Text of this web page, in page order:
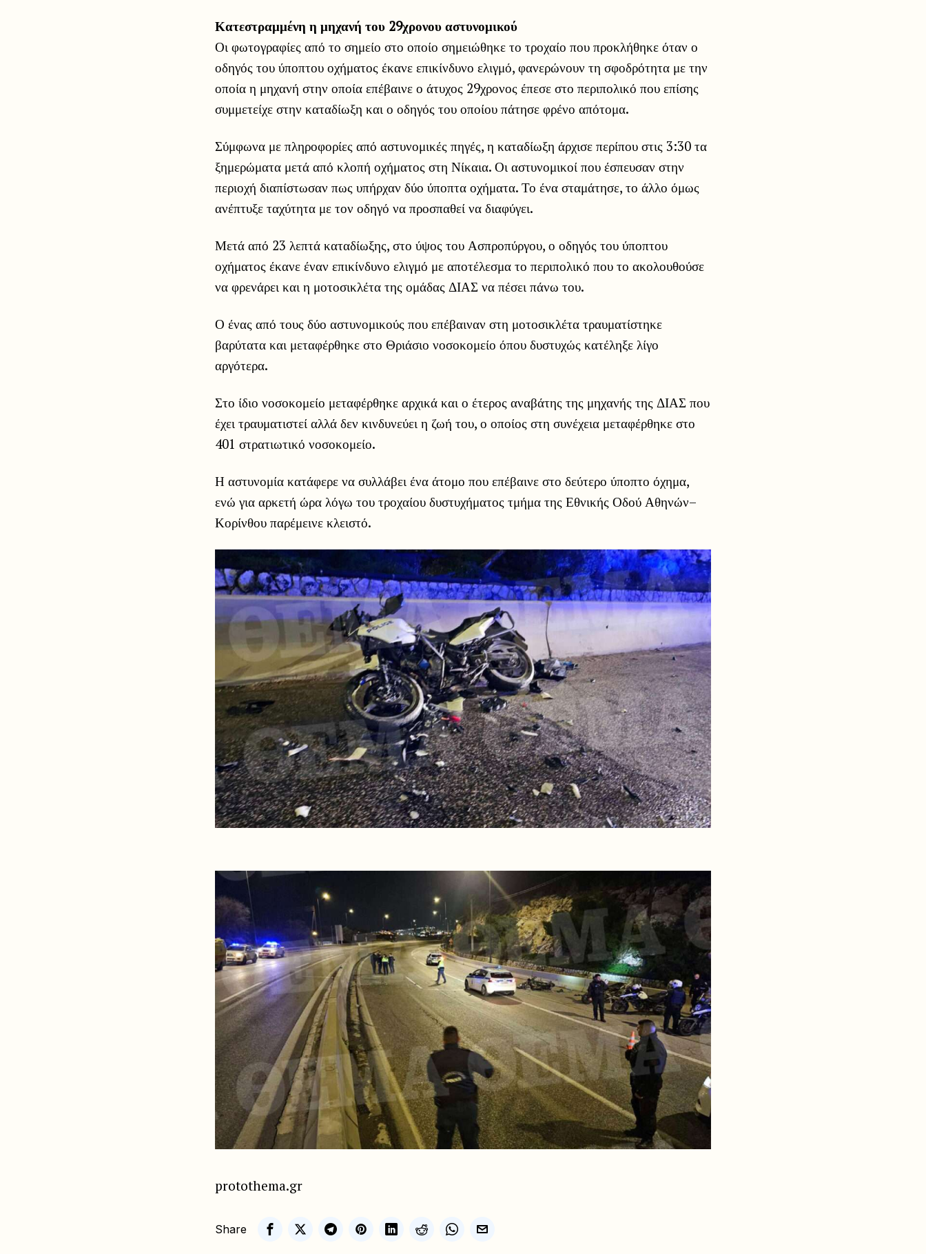
Κατεστραμμένη η μηχανή του 29χρονου αστυνομικού
Οι φωτογραφίες από το σημείο στο οποίο σημειώθηκε το τροχαίο που προκλήθηκε όταν ο
οδηγός του ύποπτου οχήματος έκανε επικίνδυνο ελιγμό, φανερώνουν τη σφοδρότητα με την
οποία η μηχανή στην οποία επέβαινε ο άτυχος 29χρονος έπεσε στο περιπολικό που επίσης
συμμετείχε στην καταδίωξη και ο οδηγός του οποίου πάτησε φρένο απότομα.
Σύμφωνα με πληροφορίες από αστυνομικές πηγές, η καταδίωξη άρχισε περίπου στις 3:30 τα
ξημερώματα μετά από κλοπή οχήματος στη Νίκαια. Οι αστυνομικοί που έσπευσαν στην
περιοχή διαπίστωσαν πως υπήρχαν δύο ύποπτα οχήματα. Το ένα σταμάτησε, το άλλο όμως
ανέπτυξε ταχύτητα με τον οδηγό να προσπαθεί να διαφύγει.
Μετά από 23 λεπτά καταδίωξης, στο ύψος του Ασπροπύργου, ο οδηγός του ύποπτου
οχήματος έκανε έναν επικίνδυνο ελιγμό με αποτέλεσμα το περιπολικό που το ακολουθούσε
να φρενάρει και η μοτοσικλέτα της ομάδας ΔΙΑΣ να πέσει πάνω του.
Ο ένας από τους δύο αστυνομικούς που επέβαιναν στη μοτοσικλέτα τραυματίστηκε
βαρύτατα και μεταφέρθηκε στο Θριάσιο νοσοκομείο όπου δυστυχώς κατέληξε λίγο
αργότερα.
Στο ίδιο νοσοκομείο μεταφέρθηκε αρχικά και ο έτερος αναβάτης της μηχανής της ΔΙΑΣ που
έχει τραυματιστεί αλλά δεν κινδυνεύει η ζωή του, ο οποίος στη συνέχεια μεταφέρθηκε στο
401 στρατιωτικό νοσοκομείο.
Η αστυνομία κατάφερε να συλλάβει ένα άτομο που επέβαινε στο δεύτερο ύποπτο όχημα,
ενώ για αρκετή ώρα λόγω του τροχαίου δυστυχήματος τμήμα της Εθνικής Οδού Αθηνών–
Κορίνθου παρέμεινε κλειστό.
protothema.gr
Share